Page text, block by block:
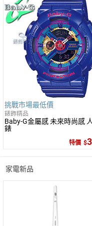
挑戰市場最低價
錶飾精品
Baby-G金屬感 未來時尚感
錶
特價
家電新品